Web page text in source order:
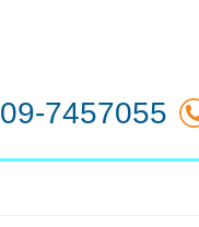
09-7457055